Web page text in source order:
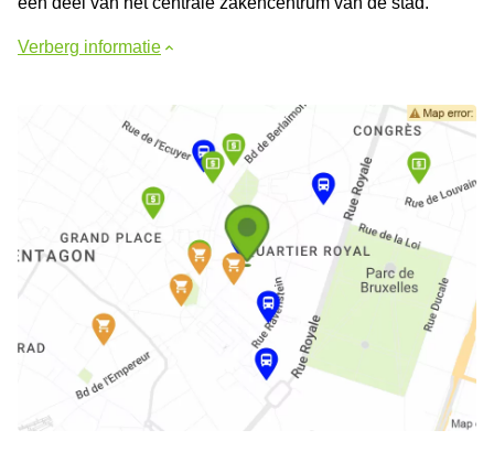
Verberg informatie